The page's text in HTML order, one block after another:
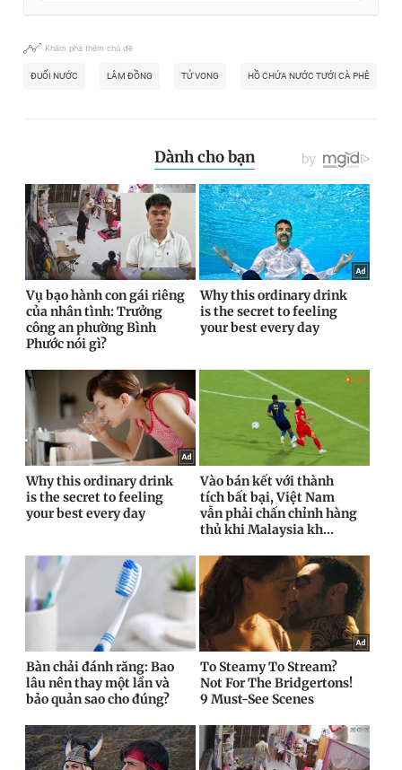
Khám phá thêm chủ đề
ĐUỐI NƯỚC LÂM ĐỒNG TỬ VONG HỒ CHỨA NƯỚC TƯỚI CÀ PHÊ